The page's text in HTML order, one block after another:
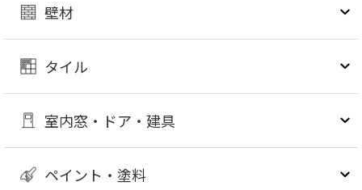
壁材
タイル
室内窓・ドア・建具
ペイント・塗料